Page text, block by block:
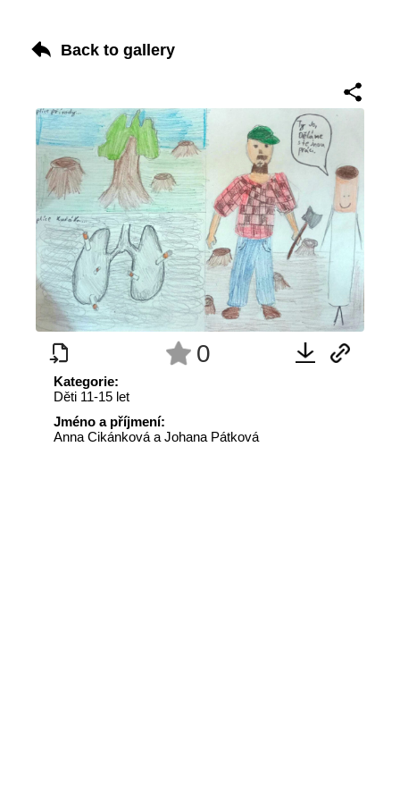
Back to gallery
0
Kategorie:
Děti 11-15 let
Jméno a příjmení:
Anna Cikánková a Johana Pátková